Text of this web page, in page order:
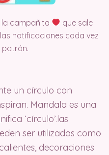
campañita
que sale
notificaciones cada vez
patrón.
un círculo con
Mandala es una
‘círculo’.las
ser utilizadas como
decoraciones